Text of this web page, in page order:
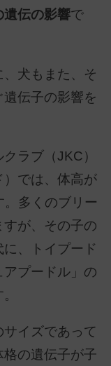
遺伝の影響で
犬もまた、そ
伝子の影響を
ラブ（JKC）
では、体高が
多くのブリー
が、その子の
、トイプード
プードル」の
イズであって
格の遺伝子が子